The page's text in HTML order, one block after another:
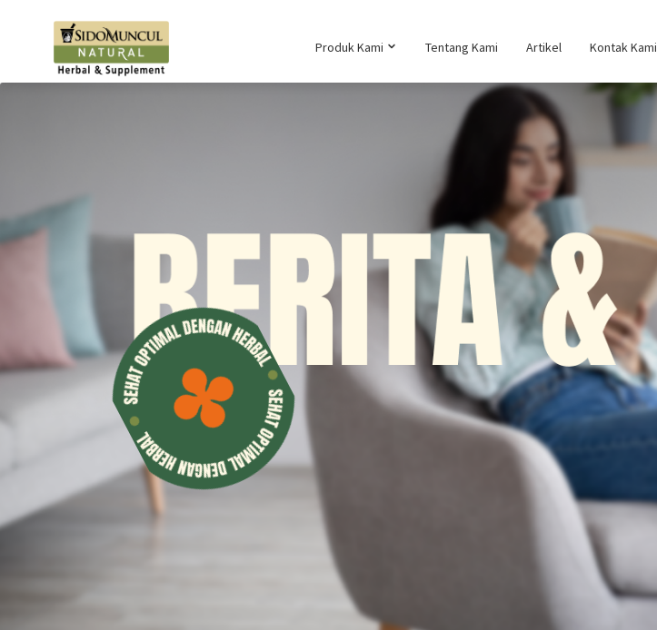
Produk Kami Tentang Kami Artikel Kontak Kami